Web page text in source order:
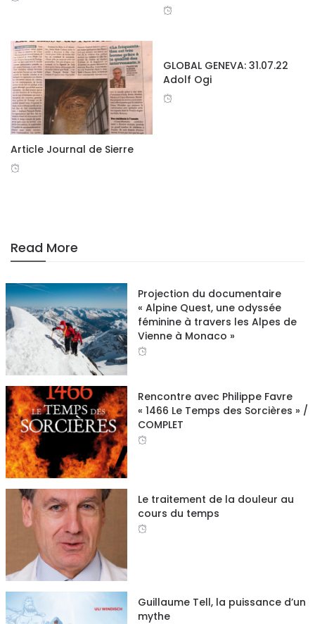
Article Journal de Sierre
GLOBAL GENEVA: 31.07.22
Adolf Ogi
Read More
Projection du documentaire
« Alpine Quest, une odyssée
féminine à travers les Alpes de
Vienne à Monaco »
Rencontre avec Philippe Favre
« 1466 Le Temps des Sorcières » /
COMPLET
Le traitement de la douleur au
cours du temps
Guillaume Tell, la puissance d’un
mythe